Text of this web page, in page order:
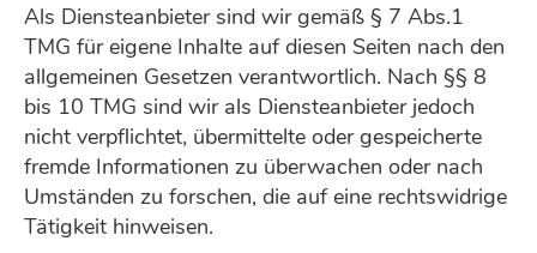
Als Diensteanbieter sind wir gemäß § 7 Abs.1
TMG für eigene Inhalte auf diesen Seiten nach den
allgemeinen Gesetzen verantwortlich. Nach §§ 8
bis 10 TMG sind wir als Diensteanbieter jedoch
nicht verpflichtet, übermittelte oder gespeicherte
fremde Informationen zu überwachen oder nach
Umständen zu forschen, die auf eine rechtswidrige
Tätigkeit hinweisen.